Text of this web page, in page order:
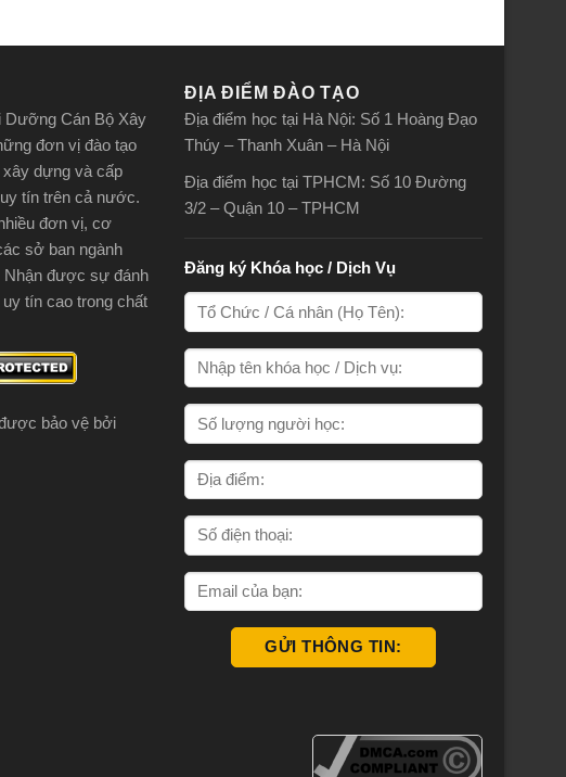
Dưỡng Cán Bộ Xây
đơn vị đào tạo
dựng và cấp
tín trên cả nước.
đơn vị, cơ
sở ban ngành
Nhận được sự đánh
tín cao trong chất
bảo vệ bởi
ĐỊA ĐIỂM ĐÀO TẠO
Địa điểm học tại Hà Nội: Số 1 Hoàng Đạo
Thúy – Thanh Xuân – Hà Nội
Địa điểm học tại TPHCM: Số 10 Đường
3/2 – Quận 10 – TPHCM
Đăng ký Khóa học / Dịch Vụ